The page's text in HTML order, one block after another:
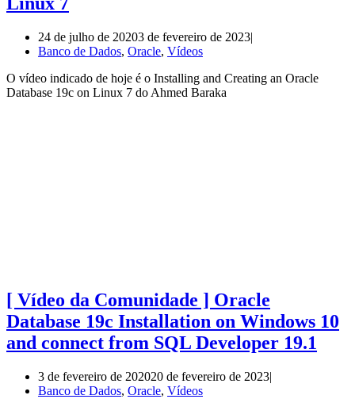
24 de julho de 20203 de fevereiro de 2023
Banco de Dados, Oracle, Vídeos
O vídeo indicado de hoje é o Installing and Creating an Oracle
Database 19c on Linux 7 do Ahmed Baraka
[ Vídeo da Comunidade ] Oracle
Database 19c Installation on Windows 10
and connect from SQL Developer 19.1
3 de fevereiro de 202020 de fevereiro de 2023
Banco de Dados, Oracle, Vídeos